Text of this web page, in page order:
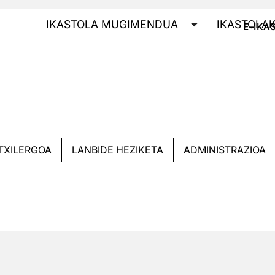
E-
IKASTOLA MUGIMENDUA
Toggle submenu
LANBIDE HEZIKETA ADMINISTRAZIOA